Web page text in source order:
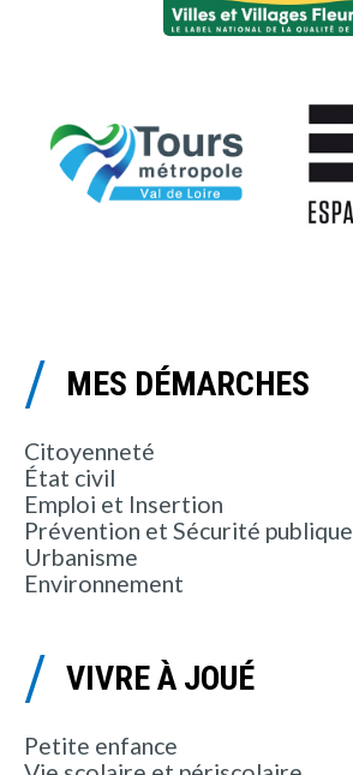
MES DÉMARCHES
Citoyenneté
État civil
Emploi et Insertion
Prévention et Sécurité publique
Urbanisme
Environnement
VIVRE À JOUÉ
Petite enfance